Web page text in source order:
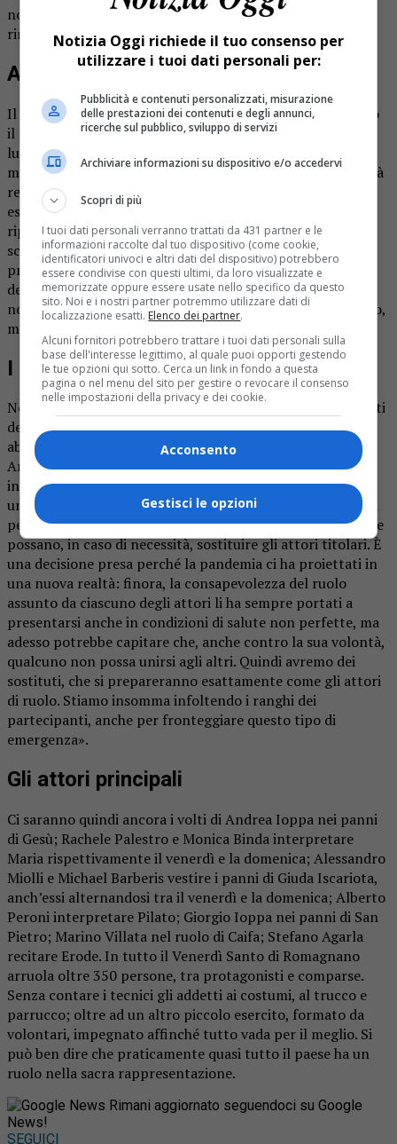
nominare un successore, ma di fare in modo che Gabriele
rimanga il governatore della 262esima edizione».
Al lavoro da parecchi mesi
Il percorso per arrivare al 6 aprile, quando prenderà avvio
il programma della sacra rappresentazione, è ancora
lungo, ma molto si è già fatto per predisporre tutto al
meglio. «Quest’anno partiamo con il vantaggio di avere già
recitato parte delle Sacre Rappresentazioni a Varallo, in
estate – spiega Arienta -, per cui gli attori hanno già
riprovato la parte recentemente, e anche gli addetti alle
scenografie sono al lavoro da diversi mesi. Stiamo
preparando il dépliant che conterrà i dettagli dei quadri
delle varie giornate e la cartellonistica, che verrà posata
non solo sulle strade comunali e provinciali di Romagnano,
ma anche a Borgomanero, Arona, Novara».
I protagonisti della recita
Novità ci saranno anche per quanto riguarda i protagonisti
della recita. «I ruoli principali sono confermati, ma non
abbiamo ancora definito interamente il cast – spiega
Arienta -. Già negli anni passati avevamo iniziato a
introdurre una doppia interpretazione per alcuni ruoli,
un’idea per coinvolgere attivamente il maggior numero di
persone. Ora, però, stiamo cercando anche delle figure che
possano, in caso di necessità, sostituire gli attori titolari. È
una decisione presa perché la pandemia ci ha proiettati in
una nuova realtà: finora, la consapevolezza del ruolo
assunto da ciascuno degli attori li ha sempre portati a
presentarsi anche in condizioni di salute non perfette, ma
adesso potrebbe capitare che, anche contro la sua volontà,
qualcuno non possa unirsi agli altri. Quindi avremo dei
sostituti, che si prepareranno esattamente come gli attori
di ruolo. Stiamo insomma infoltendo i ranghi dei
partecipanti, anche per fronteggiare questo tipo di
emergenza».
Gli attori principali
Ci saranno quindi ancora i volti di Andrea Ioppa nei panni
di Gesù; Rachele Palestro e Monica Binda interpretare
Maria rispettivamente il venerdì e la domenica; Alessandro
Miolli e Michael Barberis vestire i panni di Giuda Iscariota,
anch’essi alternandosi tra il venerdì e la domenica; Alberto
Peroni interpretare Pilato; Giorgio Ioppa nei panni di San
Pietro; Marino Villata nel ruolo di Caifa; Stefano Agarla
recitare Erode. In tutto il Venerdì Santo di Romagnano
arruola oltre 350 persone, tra protagonisti e comparse.
Senza contare i tecnici gli addetti ai costumi, al trucco e
parrucco; oltre ad un altro piccolo esercito, formato da
volontari, impegnato affinché tutto vada per il meglio. Si
può ben dire che praticamente quasi tutto il paese ha un
ruolo nella sacra rappresentazione.
Rimani aggiornato seguendoci su Google
News!
SEGUICI
Notizia Oggi richiede il tuo consenso per
utilizzare i tuoi dati personali per:
Pubblicità e contenuti personalizzati, misurazione
delle prestazioni dei contenuti e degli annunci,
ricerche sul pubblico, sviluppo di servizi
Archiviare informazioni su dispositivo e/o accedervi
Scopri di più
I tuoi dati personali verranno trattati da 431 partner e le
informazioni raccolte dal tuo dispositivo (come cookie,
identificatori univoci e altri dati del dispositivo) potrebbero
essere condivise con questi ultimi, da loro visualizzate e
memorizzate oppure essere usate nello specifico da questo
sito. Noi e i nostri partner potremmo utilizzare dati di
localizzazione esatti. Elenco dei partner.
Alcuni fornitori potrebbero trattare i tuoi dati personali sulla
base dell'interesse legittimo, al quale puoi opporti gestendo
le tue opzioni qui sotto. Cerca un link in fondo a questa
pagina o nel menu del sito per gestire o revocare il consenso
nelle impostazioni della privacy e dei cookie.
Acconsento
Gestisci le opzioni